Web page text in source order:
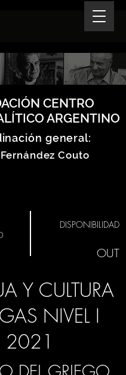
CENTRO
ARGENTINO
general:
Couto
DISPONIBILIDAD
OUT
Y CULTURA
NIVEL I
2021